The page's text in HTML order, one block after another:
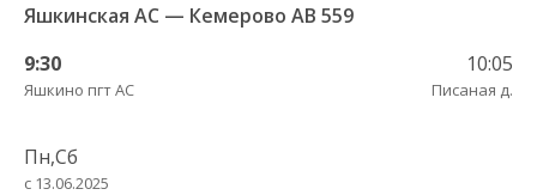
Яшкинская АС — Кемерово АВ 559
9:30
Яшкино пгт АС
10:05
Писаная д.
Пн,Сб
с 13.06.2025